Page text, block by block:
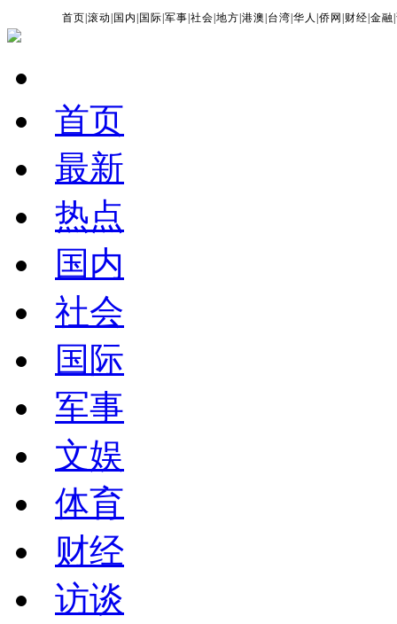
首页 |滚动 国内 国际 |军事 |社会 |地方 |港澳 台湾 |华人 |侨网 财经 |金融 |
首页
最新
热点
国内
社会
国际
军事
文娱
体育
财经
访谈